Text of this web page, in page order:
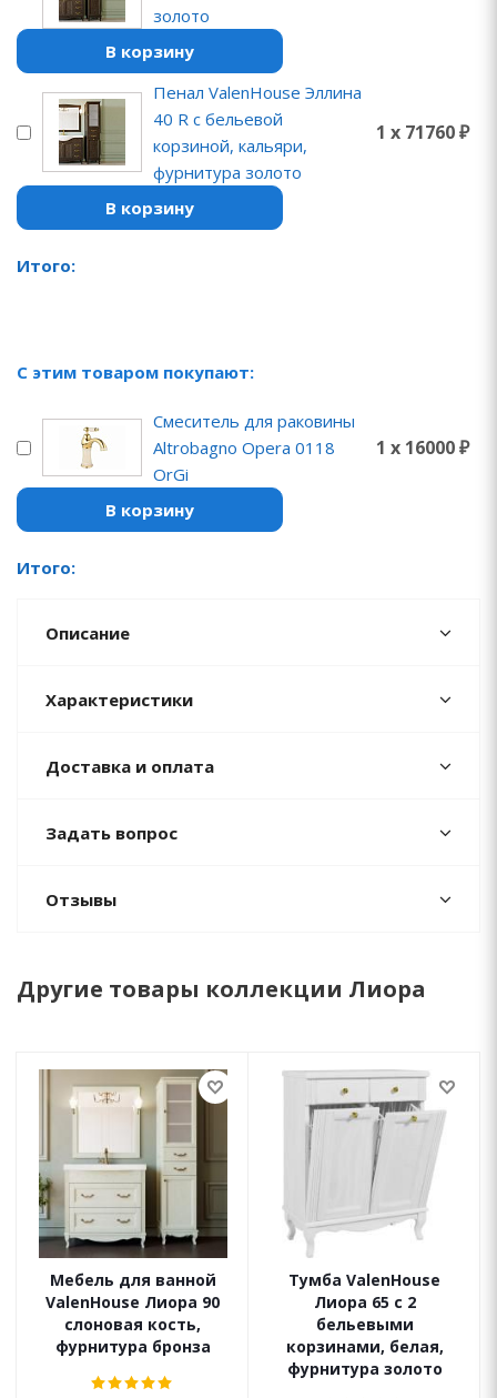
золото
В корзину
Пенал ValenHouse Эллина
40 R с бельевой
корзиной, кальяри,
фурнитура золото
1 x 71760 ₽
В корзину
Итого:
С этим товаром покупают:
Смеситель для раковины
Altrobagno Opera 0118
OrGi
1 x 16000 ₽
В корзину
Итого:
Описание
Характеристики
Доставка и оплата
Задать вопрос
Отзывы
Другие товары коллекции Лиора
Мебель для ванной
ValenHouse Лиора 90
слоновая кость,
фурнитура бронза
Тумба ValenHouse
Лиора 65 с 2
бельевыми
корзинами, белая,
фурнитура золото